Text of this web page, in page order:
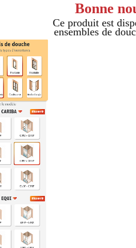
Bonne
Ce produit est
ensembles de